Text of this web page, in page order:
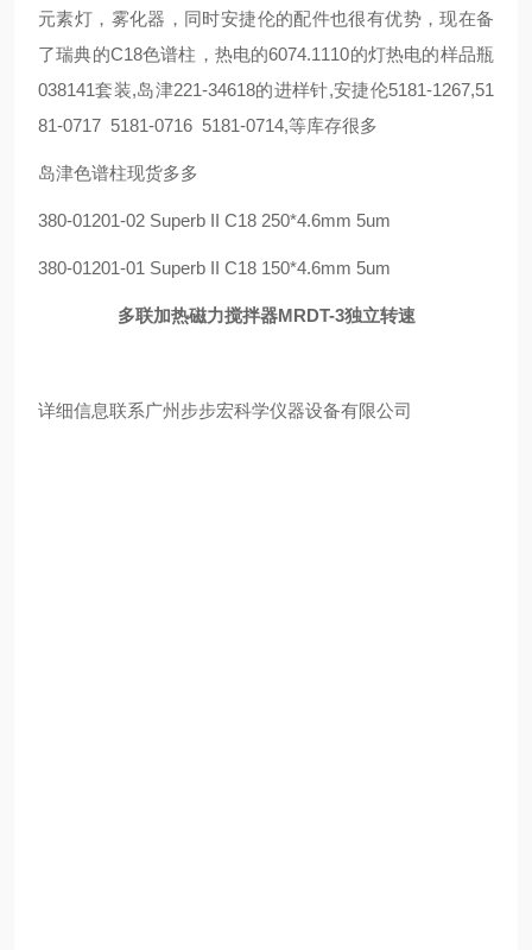
元素灯，雾化器，同时安捷伦的配件也很有优势，现在备
了瑞典的C18色谱柱，热电的6074.1110的灯热电的样品瓶
038141套装,岛津221-34618的进样针,安捷伦5181-1267,51
81-0717 5181-0716 5181-0714,等库存很多
岛津色谱柱现货多多
380-01201-02 Superb II C18 250*4.6mm 5um
380-01201-01 Superb II C18 150*4.6mm 5um
多联加热磁力搅拌器MRDT-3独立转速
详细信息联系广州步步宏科学仪器设备有限公司